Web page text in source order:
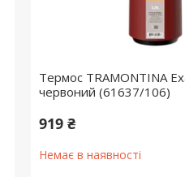
Термос TRAMONTINA
червоний (61637/106)
919 ₴
Немає в наявності